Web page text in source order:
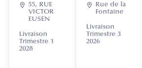
 55, RUE
VICTOR
EUSEN
Livraison
Trimestre 1
2028

Rue de la
Fontaine
Livraison
Trimestre 3
2026